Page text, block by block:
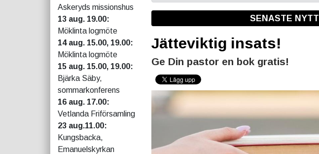
Askeryds missionshus
13 aug. 19.00:
Möklinta logmöte
14 aug. 15.00, 19.00:
Möklinta logmöte
15 aug. 15.00, 19.00:
Bjärka Säby,
sommarkonferens
16 aug. 17.00:
Vetlanda Friförsamling
23 aug.11.00:
Kungsbacka,
Emanuelskyrkan
SENASTE NYTT
Jätteviktig insats!
Ge Din pastor en bok gratis!